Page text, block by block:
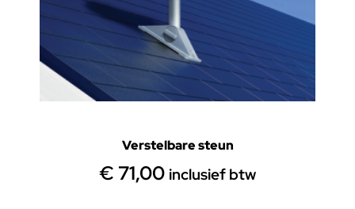
Verstelbare steun
€ 71,00 inclusief btw